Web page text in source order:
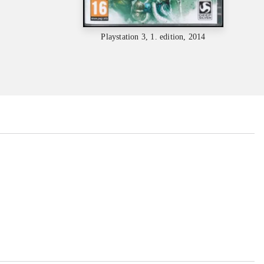
Playstation 3, 1. edition, 2014